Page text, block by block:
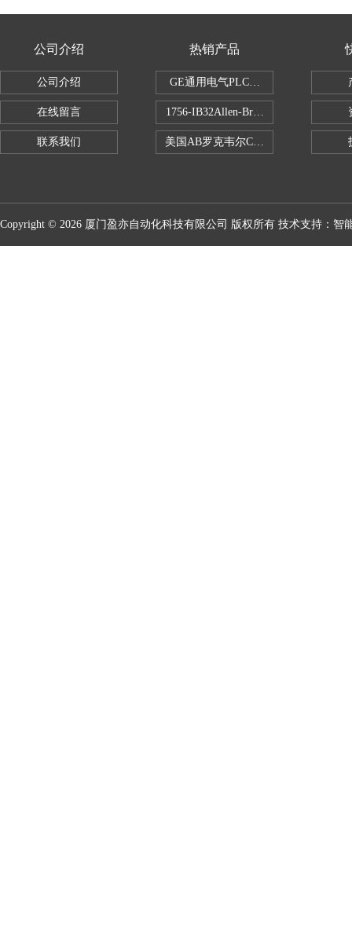
公司介绍
公司介绍
在线留言
联系我们
热销产品
GE通用电气PLC控制器
1756-IB32Allen-Bradley1756IB32数字
美国AB罗克韦尔CPU处理器
Copyright © 2026 厦门盈亦自动化科技有限公司 版权所有 技术支持： 智